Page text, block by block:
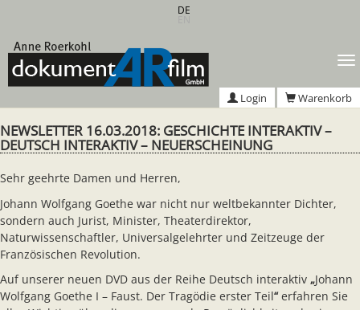
springen
DE
Login Warenkorb
NEWSLETTER 16.03.2018: GESCHICHTE INTERAKTIV –
DEUTSCH INTERAKTIV – NEUERSCHEINUNG
Sehr geehrte Damen und Herren,
Johann Wolfgang Goethe war nicht nur weltbekannter Dichter,
sondern auch Jurist, Minister, Theaterdirektor,
Naturwissenschaftler, Universalgelehrter und Zeitzeuge der
Französischen Revolution.
Auf unserer neuen DVD aus der Reihe Deutsch interaktiv „Johann
Wolfgang Goethe I – Faust. Der Tragödie erster Teil“erfahren Sie